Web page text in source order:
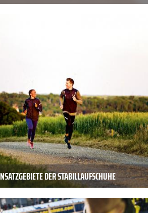
DER STABILLAUFSCHUHE